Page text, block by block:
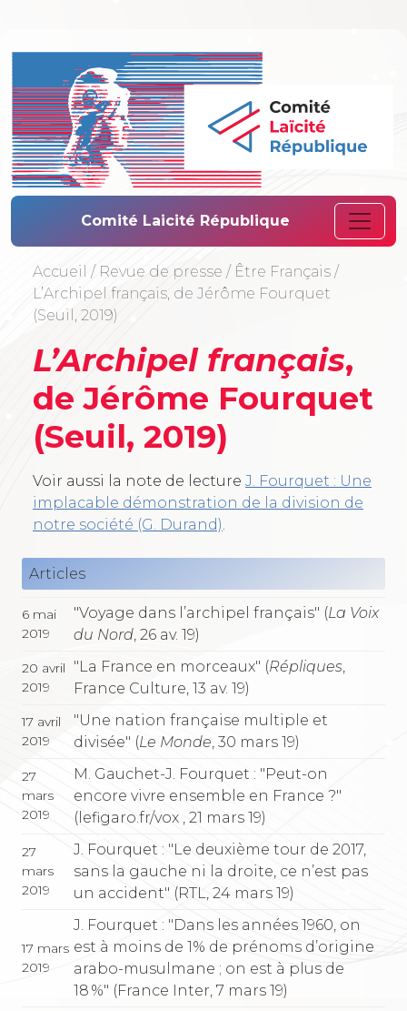
Comité Laïcité
Comité Laicité République
Accueil / Revue de presse / Être Français /
L’Archipel français, de Jérôme Fourquet
(Seuil, 2019)
L’Archipel français,
de Jérôme Fourquet
(Seuil, 2019)
Voir aussi la note de lecture J. Fourquet : Une
implacable démonstration de la division de
notre société (G. Durand)
Articles
6 mai
2019
"Voyage dans l’archipel français" (La Voix
du Nord , 26 av. 19)
20 avril
2019
"La France en morceaux" (Répliques
France Culture, 13 av. 19)
17 avril
2019
"Une nation française multiple et
divisée" (Le Monde , 30 mars 19)
27
mars
2019
M. Gauchet-J. Fourquet : "Peut-on
encore vivre ensemble en France ?"
(lefigaro.fr/vox , 21 mars 19)
27
mars
2019
J. Fourquet : "Le deuxième tour de 2017,
sans la gauche ni la droite, ce n’est pas
un accident" (RTL, 24 mars 19)
17 mars
2019
J. Fourquet : "Dans les années 1960, on
est à moins de 1% de prénoms d’origine
arabo-musulmane ; on est à plus de
18 %" (France Inter, 7 mars 19)